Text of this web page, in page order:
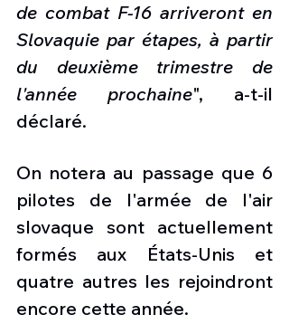
de combat F-16 arriveront en
Slovaquie par étapes, à partir
du deuxième trimestre de
l'année prochaine", a-t-il
déclaré.
On notera au passage que 6
pilotes de l'armée de l'air
slovaque sont actuellement
formés aux États-Unis et
quatre autres les rejoindront
encore cette année.